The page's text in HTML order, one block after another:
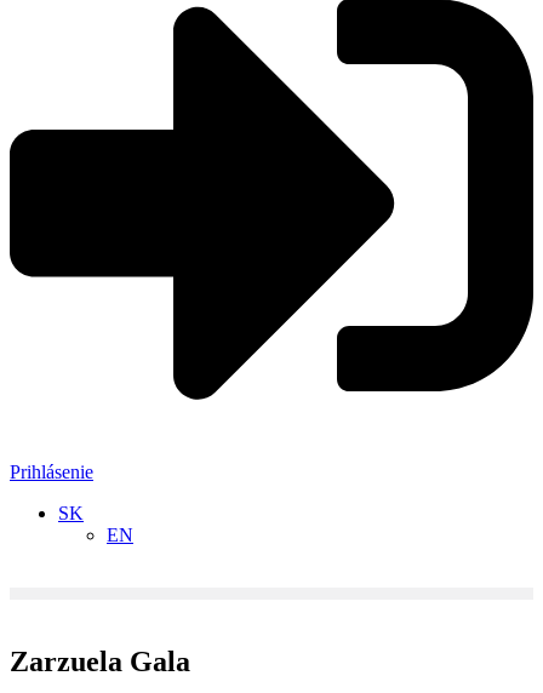
Prihlásenie
SK
EN
Zarzuela Gala